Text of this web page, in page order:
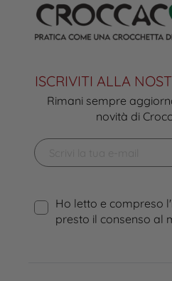
ISCRIVITI ALLA
Rimani sempre
novità di
Ho letto e compreso
presto il consenso al